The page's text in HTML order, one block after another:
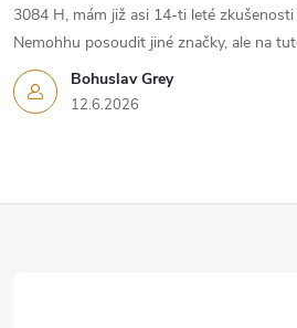
Bohuslav Grey
12.6.2026
3084 H, mám již asi 14-ti leté
Nemohhu posoudit jiné značky, ale na